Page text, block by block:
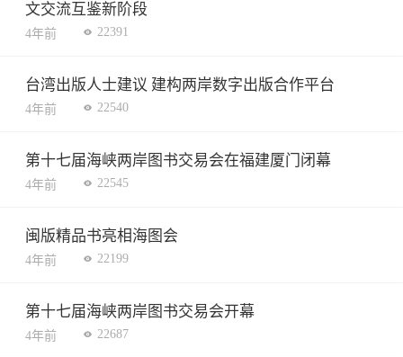
文交流互鉴新阶段
4年前 22391
台湾出版人士建议 建构两岸数字出版合作平台
4年前 22540
第十七届海峡两岸图书交易会在福建厦门闭幕
4年前 22545
闽版精品书亮相海图会
4年前 22199
第十七届海峡两岸图书交易会开幕
4年前 22687